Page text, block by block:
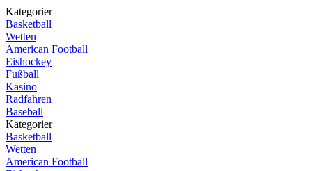
Kategorier
Basketball
Wetten
American Football
Eishockey
Fußball
Kasino
Radfahren
Baseball
Kategorier
Basketball
Wetten
American Football